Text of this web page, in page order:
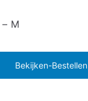
M
Bekijken-Bestellen